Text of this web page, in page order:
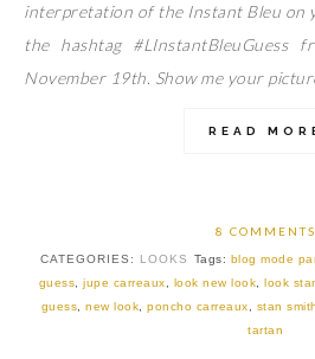
interpretation of the Instant Bleu on
the hashtag #LInstantBleuGuess
November 19th. Show me your
READ
8 COMMENTS
CATEGORIES: LOOKS Tags: blog mode
guess, jupe carreaux, look new look, look
guess,new look,poncho carreaux, stan smith
tartan